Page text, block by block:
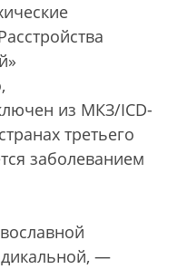
из МКЗ/ICD-
третьего
заболеванием
—